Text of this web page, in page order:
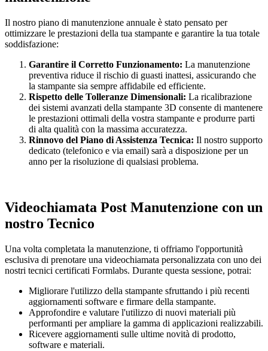
Il nostro piano di manutenzione annuale è stato pensato per
ottimizzare le prestazioni della tua stampante e garantire la tua totale
soddisfazione:
Garantire il Corretto Funzionamento: La manutenzione
preventiva riduce il rischio di guasti inattesi, assicurando che
la stampante sia sempre affidabile ed efficiente.
Rispetto delle Tolleranze Dimensionali: La ricalibrazione
dei sistemi avanzati della stampante 3D consente di mantenere
le prestazioni ottimali della vostra stampante e produrre parti
di alta qualità con la massima accuratezza.
Rinnovo del Piano di Assistenza Tecnica: Il nostro supporto
dedicato (telefonico e via email) sarà a disposizione per un
anno per la risoluzione di qualsiasi problema.
Videochiamata Post Manutenzione con un
nostro Tecnico
Una volta completata la manutenzione, ti offriamo l'opportunità
esclusiva di prenotare una videochiamata personalizzata con uno dei
nostri tecnici certificati Formlabs. Durante questa sessione, potrai:
Migliorare l'utilizzo della stampante sfruttando i più recenti
aggiornamenti software e firmare della stampante.
Approfondire e valutare l'utilizzo di nuovi materiali più
performanti per ampliare la gamma di applicazioni realizzabili.
Ricevere aggiornamenti sulle ultime novità di prodotto,
software e materiali.